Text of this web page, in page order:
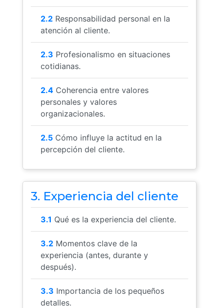
2.2 Responsabilidad personal en la
atención al cliente.
2.3 Profesionalismo en situaciones
cotidianas.
2.4 Coherencia entre valores
personales y valores
organizacionales.
2.5 Cómo influye la actitud en la
percepción del cliente.
3. Experiencia del cliente
3.1 Qué es la experiencia del cliente.
3.2 Momentos clave de la
experiencia (antes, durante y
después).
3.3 Importancia de los pequeños
detalles.